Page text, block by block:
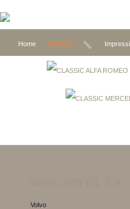
Home Verwacht
Volvo